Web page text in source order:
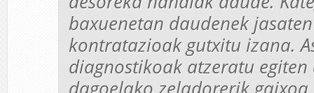
baxuenetan daudenek
kontratazioak gutxitu izana.
diagnostikoak atzeratu egiten
dagoelako zeladorerik gaixoa